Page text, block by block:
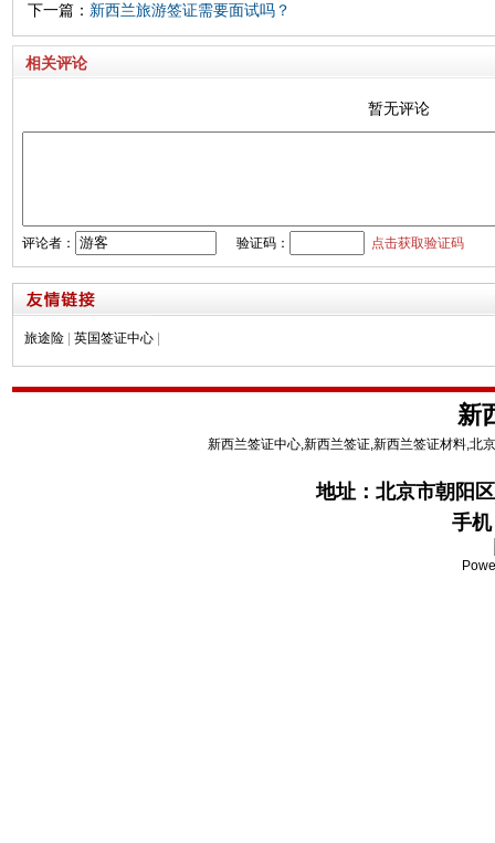
下一篇： 新西兰旅游签证需要面试吗？
相关评论
暂无评论
评论者： 验证码： 点击获取验证码
旅途险 英国签证中心
新
新西兰签证中心,新西兰签证,新西兰签证材料,北
地址： 北京市朝阳
手